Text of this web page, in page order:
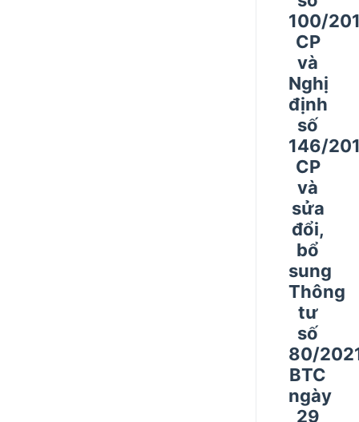
100/
CP
và
Nghị
định
số
146/
CP
và
sửa
đổi,
bổ
sung
Thông
tư
số
80/
BTC
ngày
29